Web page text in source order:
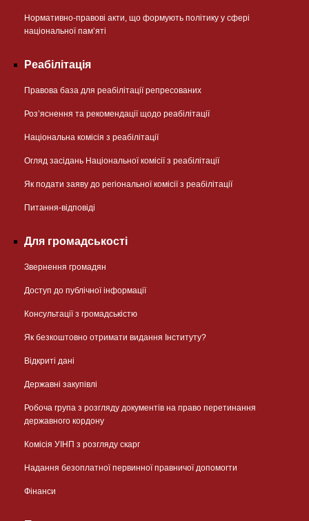
Нормативно-правові акти, що формують політику у сфері
національної памʼяті
Реабілітація
Правова база для реабілітації репресованих
Розʼяснення та рекомендації щодо реабілітації
Національна комісія з реабілітації
Огляд засідань Національної комісії з реабілітації
Як подати заяву до регіональної комісії з реабілітації
Питання-відповіді
Для громадськості
Звернення громадян
Доступ до публічної інформації
Консультації з громадськістю
Як безкоштовно отримати видання Інституту?
Відкриті дані
Державні закупівлі
Робоча група з розгляду документів на право перетинання
державного кордону
Комісія УІНП з розгляду скарг
Надання безоплатної первинної правничої допомогти
Фінанси